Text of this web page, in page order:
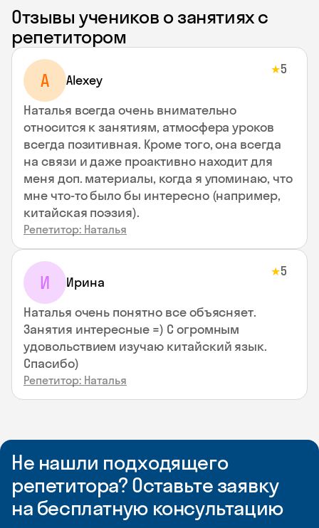
Отзывы учеников о занятиях с
репетитором
A Alexey
★5
Наталья всегда очень внимательно
относится к занятиям, атмосфера уроков
всегда позитивная. Кроме того, она всегда
на связи и даже проактивно находит для
меня доп. материалы, когда я упоминаю, что
мне что-то было бы интересно (например,
китайская поэзия).
Репетитор: Наталья
И Ирина
★5
Наталья очень понятно все объясняет.
Занятия интересные =) С огромным
удовольствием изучаю китайский язык.
Спасибо)
Репетитор: Наталья
Не нашли подходящего
репетитора? Оставьте заявку
на бесплатную консультацию